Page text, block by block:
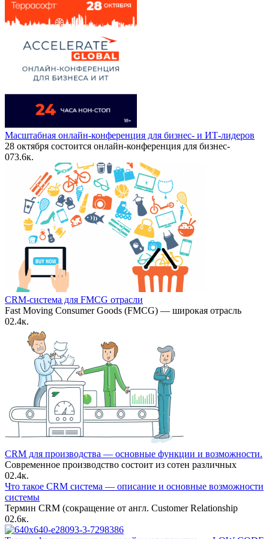
Масштабная онлайн-конференция для бизнес- и ИТ-лидеров
28 октября состоится онлайн-конференция для бизнес-
073.6к.
CRM-система для FMCG отрасли
Fast Moving Consumer Goods (FMCG) — широкая отрасль
02.4к.
CRM для производства — основные функции и возможности.
Современное производство состоит из сотен различных
02.4к.
Что такое CRM система — описание и основные возможности
системы
Термин CRM (сокращение от англ. Customer Relationship
02.6к.